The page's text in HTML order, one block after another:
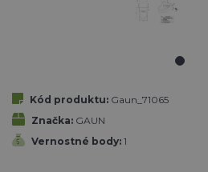
Kód produktu: Gaun_71065
Značka: GAUN
Vernostné body: 1